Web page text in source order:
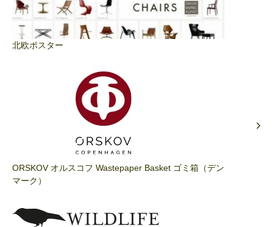
北欧ポスター
ORSKOV オルスコフ Wastepaper Basket ゴミ箱（デン
マーク）